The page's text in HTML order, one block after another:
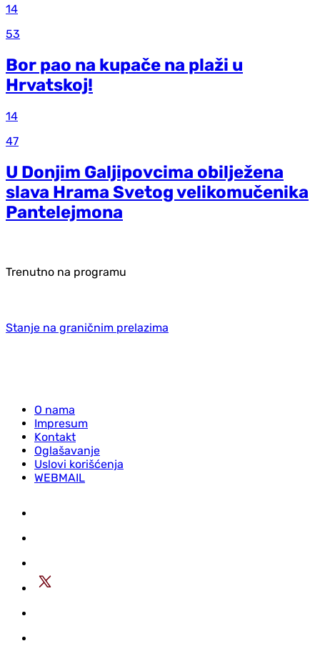
14
53
Bor pao na kupače na plaži u
Hrvatskoj!
14
47
U Donjim Galjipovcima obilježena
slava Hrama Svetog velikomučenika
Pantelejmona
Trenutno na programu
Stanje na graničnim prelazima
O nama
Impresum
Kontakt
Oglašavanje
Uslovi korišćenja
WEBMAIL